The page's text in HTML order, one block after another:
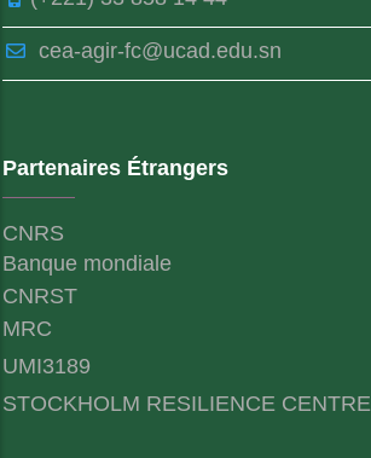
cea-agir-fc@ucad.edu.sn
Partenaires Étrangers
CNRS
Banque mondiale
CNRST
MRC
UMI3189
STOCKHOLM RESILIENCE CENTRE